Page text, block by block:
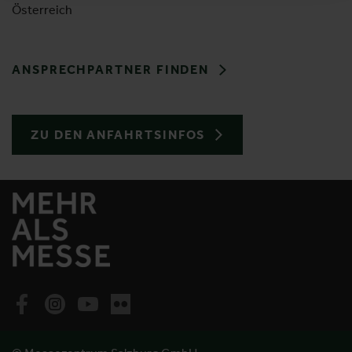
Österreich
ANSPRECHPARTNER FINDEN
ZU DEN ANFAHRTSINFOS